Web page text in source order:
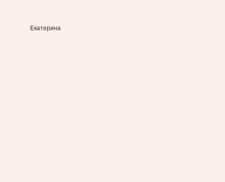
Екатерина